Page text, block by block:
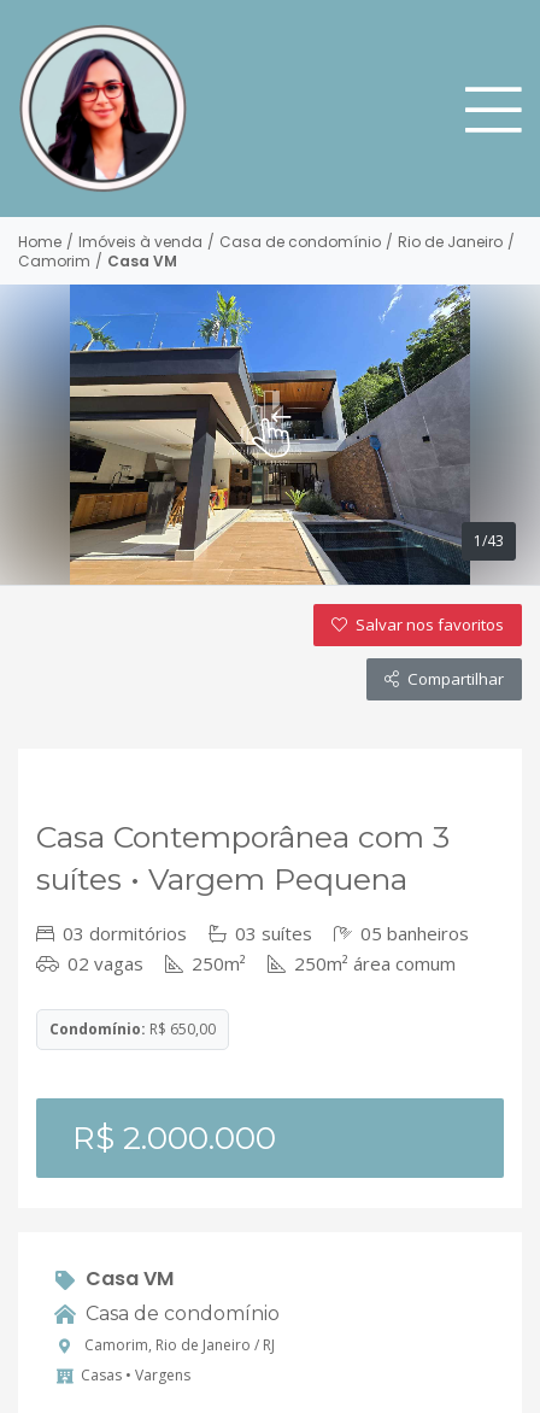
Home / Imóveis à venda / Casa de condomínio / Rio de Janeiro /
Camorim / Casa VM
1/43
Salvar nos favoritos
Compartilhar
Casa Contemporânea com 3
suítes • Vargem Pequena
03 dormitórios 03 suítes
05 banheiros
02 vagas
250m² 250m² área comum
Condomínio: R$ 650,00
R$ 2.000.000
Casa VM
Casa de condomínio
Camorim, Rio de Janeiro / RJ
Casas • Vargens